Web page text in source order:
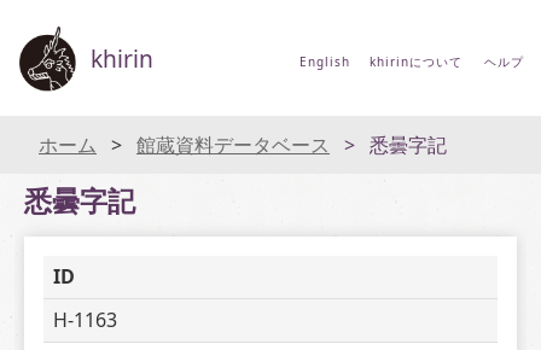
khirin English khirinについて ヘルプ
ホーム 館蔵資料データベース 悉曇字記
悉曇字記
ID
H-1163